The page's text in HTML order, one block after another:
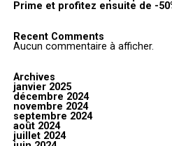
Prime et profitez ensuite de -
Recent Comments
Aucun commentaire à afficher.
Archives
janvier 2025
décembre 2024
novembre 2024
septembre 2024
août 2024
juillet 2024